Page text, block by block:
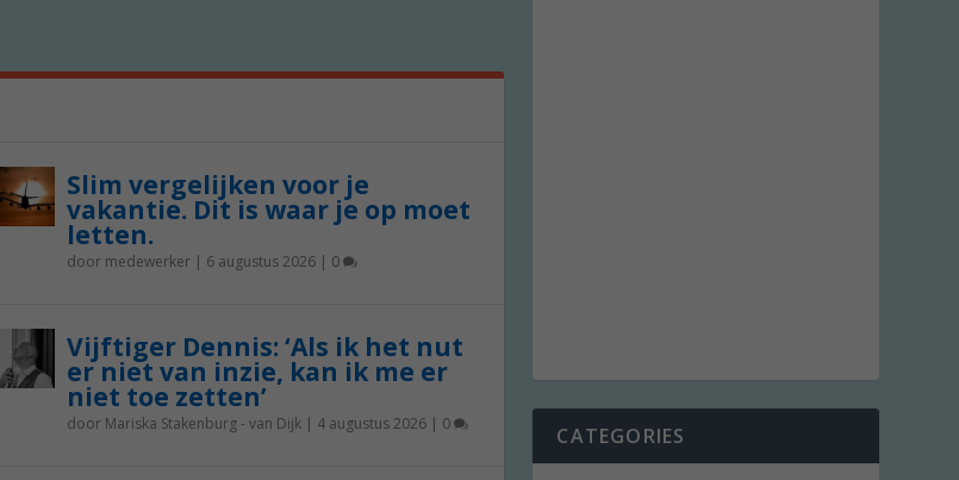
Slim vergelijken voor je
vakantie. Dit is waar je op moet
letten.
door medewerker| 6 augustus 2026| 0
Vijftiger Dennis: ‘Als ik het nut
er niet van inzie, kan ik me er
niet toe zetten’
door Mariska Stakenburg - van Dijk| 4 augustus 2026| 0 CATEGORIES